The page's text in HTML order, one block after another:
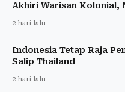
Akhiri Warisan Kolonial,
2 hari lalu
Indonesia Tetap Raja
Salip Thailand
2 hari lalu